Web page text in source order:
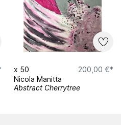
x 50
200,00 €*
Nicola Manitta
Abstract Cherrytree